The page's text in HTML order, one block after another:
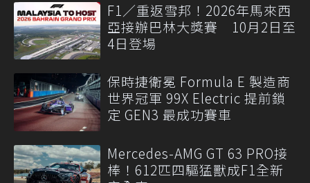
F1／重返雪邦！2026年馬來西
亞接辦巴林大獎賽 10月2日至
4日登場
保時捷衛冕 Formula E 製造商
世界冠軍 99X Electric 提前鎖
定 GEN3 最成功賽車
Mercedes-AMG GT 63 PRO接
棒！612匹四驅猛獸成F1全新